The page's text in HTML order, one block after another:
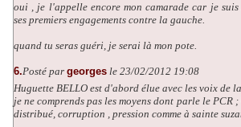
oui , je l'appelle encore mon camarade car je
ses premiers engagements contre la gauche.
quand tu seras guéri, je serai là mon pote.
6.Posté par georges le 23/02/2012 19:08
Huguette BELLO est d'abord élue avec les voix de
je ne comprends pas les moyens dont parle le PCR
distribué, corruption , pression comme à sainte